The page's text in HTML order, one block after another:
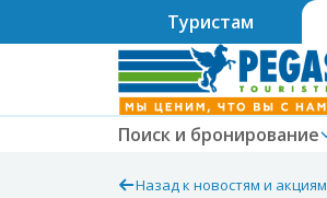
Туристам
Поиск и бронирование
Назад к новостям и акциям